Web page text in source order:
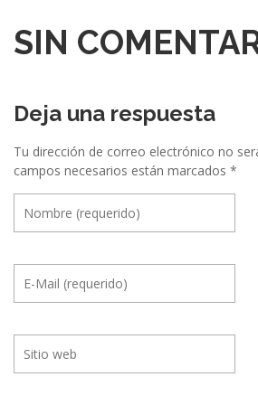
c
i
n
e
n
r
e
E
v
e
SIN
Deja una respuesta
Tu dirección de correo electrónico no
campos necesarios están marcados *